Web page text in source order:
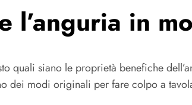
l’anguria in
quali siano le proprietà benefiche
dei modi originali per fare colpo a